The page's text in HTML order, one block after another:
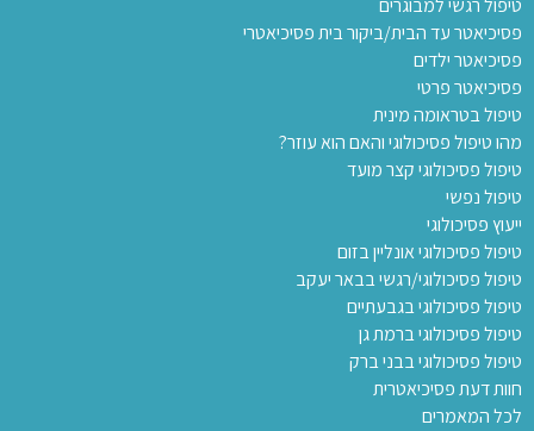
טיפול רגשי למבוגרים
פסיכיאטר עד הבית/ביקור בית פסיכיאטרי
פסיכיאטר ילדים
פסיכיאטר פרטי
טיפול בטראומה מינית
מהו טיפול פסיכולוגי והאם הוא עוזר?
טיפול פסיכולוגי קצר מועד
טיפול נפשי
ייעוץ פסיכולוגי
טיפול פסיכולוגי אונליין בזום
טיפול פסיכולוגי/רגשי בבאר יעקב
טיפול פסיכולוגי בגבעתיים
טיפול פסיכולוגי ברמת גן
טיפול פסיכולוגי בבני ברק
חוות דעת פסיכיאטרית
לכל המאמרים